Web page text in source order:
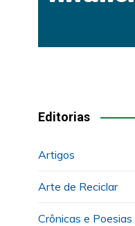
Editorias
Artigos
Arte de Reciclar
Crônicas e Poesias